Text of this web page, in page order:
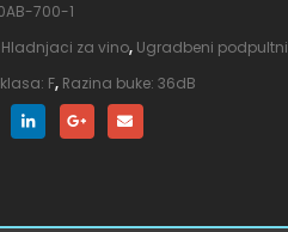
700-1
Hladnjaci za vino, Ugradbeni podpultni
F, Razina buke: 36dB